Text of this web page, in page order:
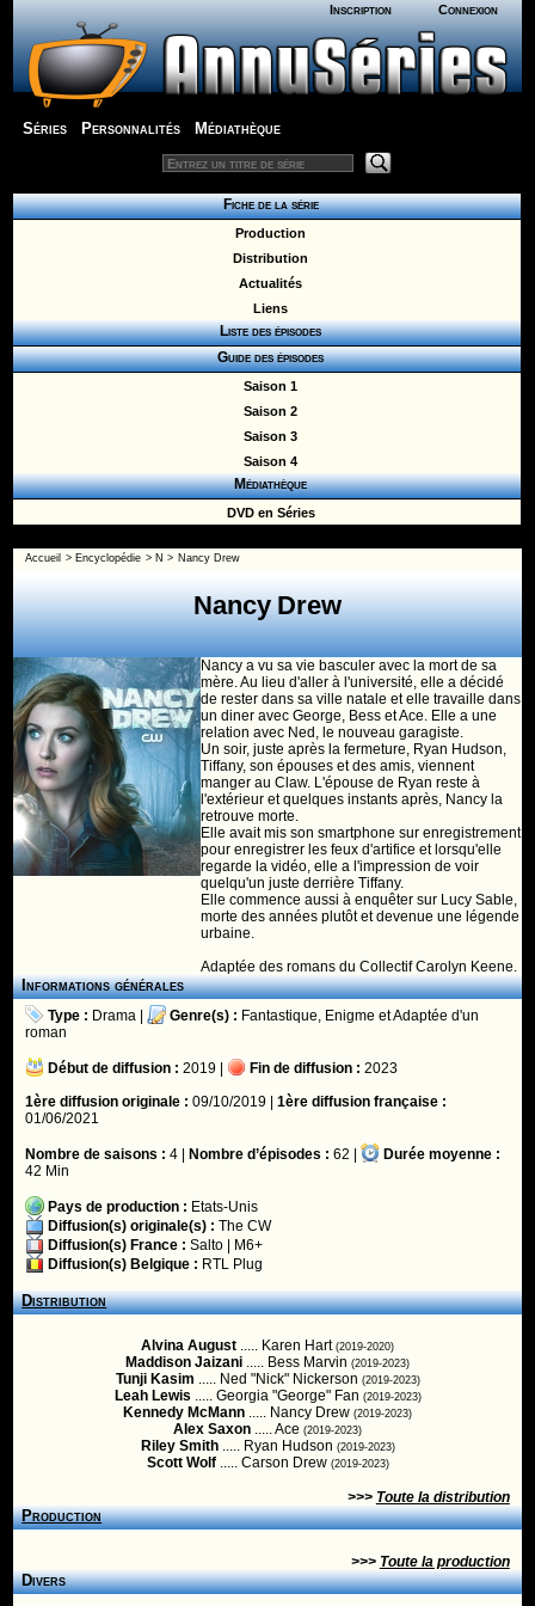
Inscription Connexion
Séries Personnalités Médiathèque
Fiche de la série
Production
Distribution
Actualités
Liens
Liste des épisodes
Guide des épisodes
Saison 1
Saison 2
Saison 3
Saison 4
Médiathèque
DVD en Séries
Accueil > Encyclopédie > N > Nancy Drew
Nancy Drew
Nancy a vu sa vie basculer avec la mort de sa
mère. Au lieu d'aller à l'université, elle a décidé
de rester dans sa ville natale et elle travaille dans
un diner avec George, Bess et Ace. Elle a une
relation avec Ned, le nouveau garagiste.
Un soir, juste après la fermeture, Ryan Hudson,
Tiffany, son épouses et des amis, viennent
manger au Claw. L'épouse de Ryan reste à
l'extérieur et quelques instants après, Nancy la
retrouve morte.
Elle avait mis son smartphone sur enregistrement
pour enregistrer les feux d'artifice et lorsqu'elle
regarde la vidéo, elle a l'impression de voir
quelqu'un juste derrière Tiffany.
Elle commence aussi à enquêter sur Lucy Sable,
morte des années plutôt et devenue une légende
urbaine.
Adaptée des romans du Collectif Carolyn Keene.
Informations générales
Type : Drama | Genre(s) : Fantastique, Enigme etAdaptée d'un
roman
Début de diffusion : 2019 | Fin de diffusion : 2023
1ère diffusion originale : 09/10/2019 |1ère diffusion française :
01/06/2021
Nombre de saisons : 4 | Nombre d’épisodes : 62 |
Durée moyenne :
42 Min
Pays de production : Etats-Unis
Diffusion(s) originale(s) : The CW
Diffusion(s) France : Salto
M6+
Diffusion(s) Belgique : RTL Plug
Distribution
Alvina August ..... Karen Hart (2019-2020)
Maddison Jaizani ..... Bess Marvin (2019-2023)
Tunji Kasim ..... Ned "Nick" Nickerson (2019-2023)
Leah Lewis ..... Georgia "George" Fan (2019-2023)
Kennedy McMann ..... Nancy Drew (2019-2023)
Alex Saxon ..... Ace (2019-2023)
Riley Smith..... Ryan Hudson (2019-2023)
Scott Wolf..... Carson Drew (2019-2023)
>>> Toute la distribution
Production
>>> Toute la production
Divers